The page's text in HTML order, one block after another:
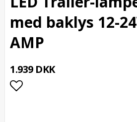
med baklys 12-
AMP
1.939 DKK